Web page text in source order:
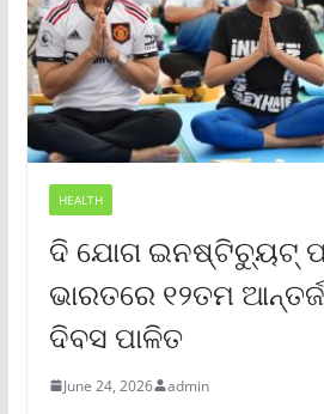
HEALTH
ଦି ଯୋଗ ଇନଷ୍ଟିଚ୍ୟୁଟ୍
ଭାରତରେ ୧୨ତମ
ଦିବସ ପାଳିତ
June 24, 2026 admin